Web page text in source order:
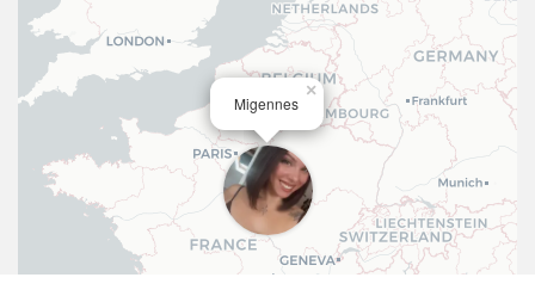
Migennes
×